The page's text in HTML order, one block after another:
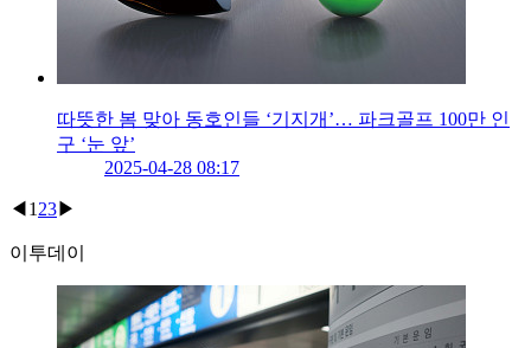
따뜻한 봄 맞아 동호인들 ‘기지개’… 파크골프 100만 인
구 ‘눈 앞’
2025-04-28 08:17
◀ 1 23▶
이투데이